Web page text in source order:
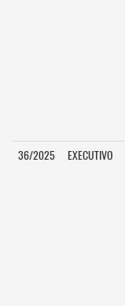
36/2025 EXECUTIVO